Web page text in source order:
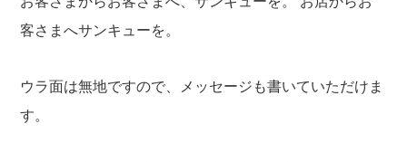
客さまへサンキューを。
ウラ面は無地ですので、メッセージも書いていただけま
す。